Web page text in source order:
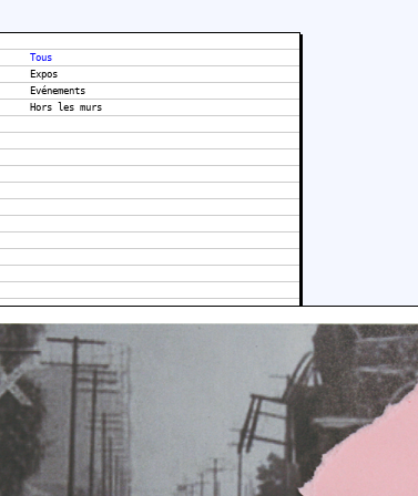
Tous
Expos
Evénements
Hors les murs